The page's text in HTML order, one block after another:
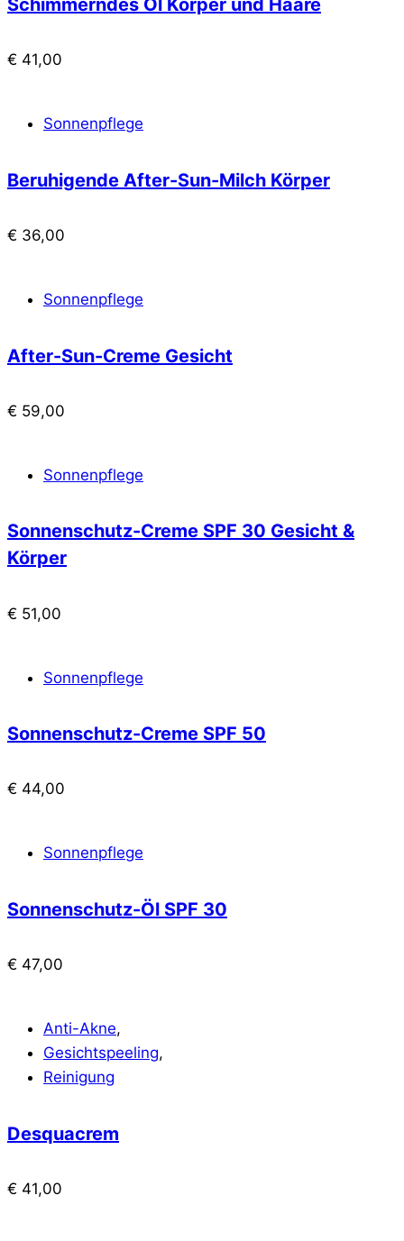
Schimmerndes Öl Körper und Haare
€ 41,00
Sonnenpflege
Beruhigende After-Sun-Milch Körper
€ 36,00
Sonnenpflege
After-Sun-Creme Gesicht
€ 59,00
Sonnenpflege
Sonnenschutz-Creme SPF 30 Gesicht &
Körper
€ 51,00
Sonnenpflege
Sonnenschutz-Creme SPF 50
€ 44,00
Sonnenpflege
Sonnenschutz-Öl SPF 30
€ 47,00
Anti-Akne,
Gesichtspeeling,
Reinigung
Desquacrem
€ 41,00